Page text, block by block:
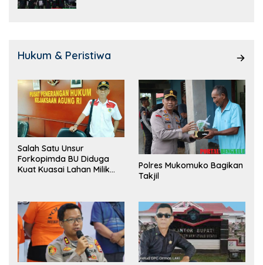
Hukum & Peristiwa
Salah Satu Unsur
Forkopimda BU Diduga
Kuat Kuasai Lahan Milik
Polres Mukomuko Bagikan
Takjil